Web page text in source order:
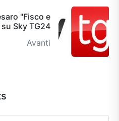
"Fisco e
Sky TG24
Avanti